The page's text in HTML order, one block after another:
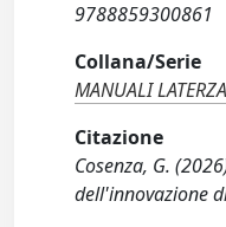
9788859300861
Collana/Serie
MANUALI LATERZA
Citazione
Cosenza, G.
dell'innovazione